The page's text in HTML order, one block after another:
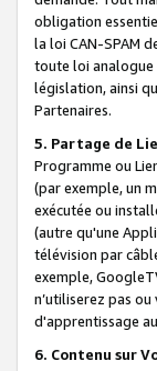
obligation
la loi CAN-SPAM
toute loi analogue
législation, ainsi
Partenaires.
5. Partage de
Programme ou
(par exemple, un
exécutée ou
(autre qu'une
télévision par
exemple,
n’utiliserez pas
d'apprentissage
6. Contenu sur